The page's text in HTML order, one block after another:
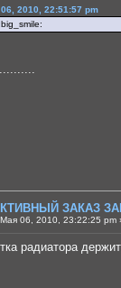
2010, 22:51:57 pm
ЗАКАЗ
Мая 06, 2010, 23:22:25 pm
радиатора